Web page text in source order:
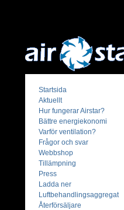
Startsida
Aktuellt
Hur fungerar Airstar?
Bättre energiekonomi
Varför ventilation?
Frågor och svar
Webbshop
Tillämpning
Press
Ladda ner
Luftbehandlingsaggregat
Återförsäljare